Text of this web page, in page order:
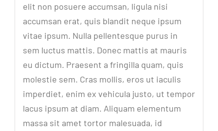
elit non posuere accumsan, ligula nisi
accumsan erat, quis blandit neque ipsum
vitae ipsum. Nulla pellentesque purus in
sem luctus mattis. Donec mattis at mauris
eu dictum. Praesent a fringilla quam, quis
molestie sem. Cras mollis, eros ut iaculis
imperdiet, enim ex vehicula justo, ut tempor
lacus ipsum at diam. Aliquam elementum
massa sit amet tortor malesuada, id